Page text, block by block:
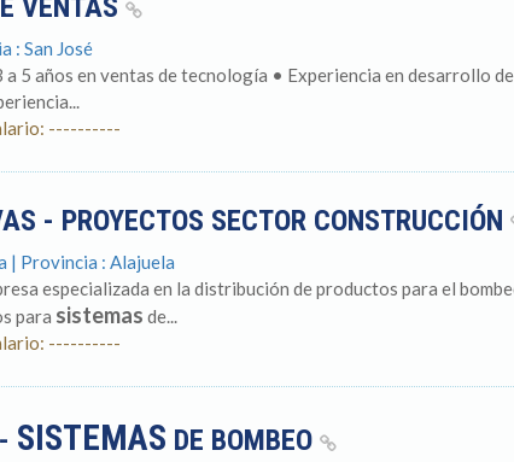
VENTAS
: San José
a 5 años en ventas de tecnología • Experiencia en desarrollo
----------
- PROYECTOS SECTOR CONSTRUCCIÓN
| Provincia : Alajuela
especializada en la distribución de productos para el
para sistemas de...
----------
SISTEMAS DE BOMBEO